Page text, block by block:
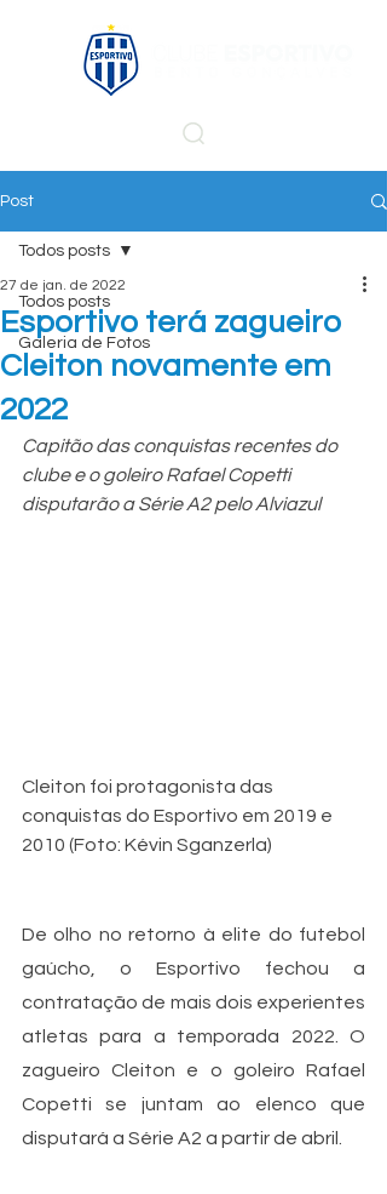
Post
Todos posts
Galeria de Fotos
Todos posts
Esportivo terá zagueiro
Cleiton novamente em
2022
27 de jan. de 2022
Capitão das conquistas recentes do
clube e o goleiro Rafael Copetti
disputarão a Série A2 pelo Alviazul
Cleiton foi protagonista das
conquistas do Esportivo em 2019 e
2010 (Foto: Kévin Sganzerla)
De olho no retorno à elite do futebol
gaúcho, o Esportivo fechou a
contratação de mais dois experientes
atletas para a temporada 2022. O
zagueiro Cleiton e o goleiro Rafael
Copetti se juntam ao elenco que
disputará a Série A2 a partir de abril.